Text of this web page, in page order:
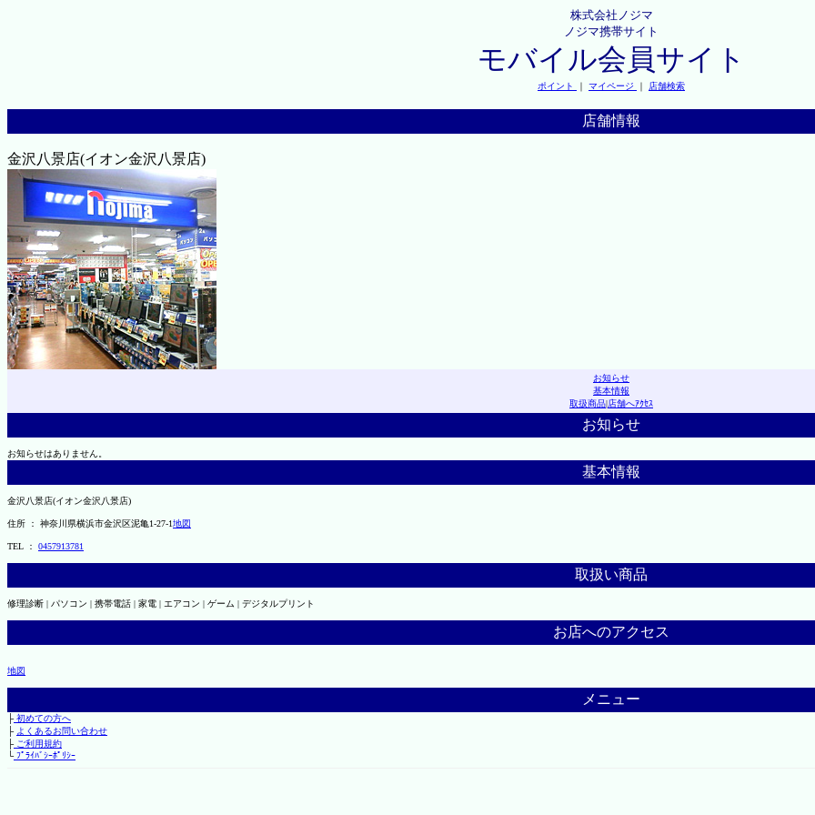
株式会社ノジマ
ノジマ携帯サイト
モバイル会員サイト
ポイント ｜ マイページ ｜ 店舗検索
店舗情報
金沢八景店(イオン金沢八景店)
お知らせ
基本情報
取扱商品|店舗へｱｸｾｽ
お知らせ
お知らせはありません。
基本情報
金沢八景店(イオン金沢八景店)
住所 ： 神奈川県横浜市金沢区泥亀1-27-1地図
TEL ： 0457913781
取扱い商品
修理診断 | パソコン | 携帯電話 | 家電 | エアコン | ゲーム | デジタルプリント
お店へのアクセス
地図
メニュー
├初めての方へ
├ よくあるお問い合わせ
├ご利用規約
└ﾌﾟﾗｲﾊﾞｼｰﾎﾟﾘｼｰ